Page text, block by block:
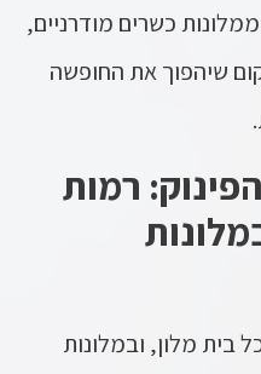
כשרים מודרניים,
שיהפוך את החופשה
רמות
בית מלון, ובמלונות